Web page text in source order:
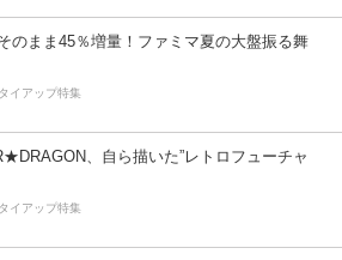
のまま45％増量！ファミマ夏の大盤振る舞
イアップ特集
、自ら描いた”レトロフューチャ
イアップ特集